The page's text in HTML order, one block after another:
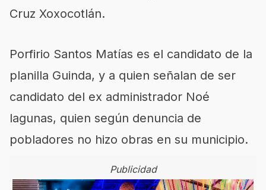
Cruz Xoxocotlán.
Porfirio Santos Matías es el candidato de la
planilla Guinda, y a quien señalan de ser
candidato del ex administrador Noé
lagunas, quien según denuncia de
pobladores no hizo obras en su municipio.
Publicidad